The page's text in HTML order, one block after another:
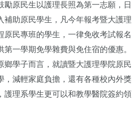
勵原民生以護理長照為第一志願，日
補助原民學生，凡今年報考暨大護理
原民專班的學生，一律免收考試報名
第一學期免學雜費與免住宿的優惠。
鄉學子而言，就讀暨大護理學院原民
，減輕家庭負擔，還有各種校內外獎
護理系學生更可以和教學醫院簽約領